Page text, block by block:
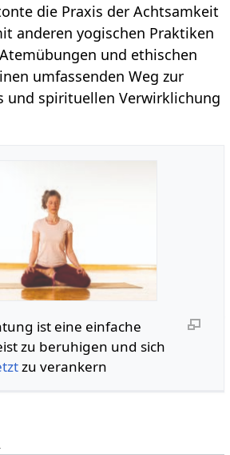
die Praxis der Achtsamkeit
anderen yogischen Praktiken
und ethischen
umfassenden Weg zur
und spirituellen Verwirklichung
ist eine einfache
zu beruhigen und sich
zu verankern